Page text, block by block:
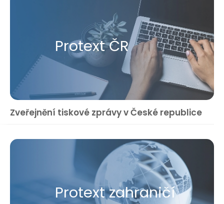
Protext ČR
Zveřejnění tiskové zprávy v České republice
Protext zahraničí